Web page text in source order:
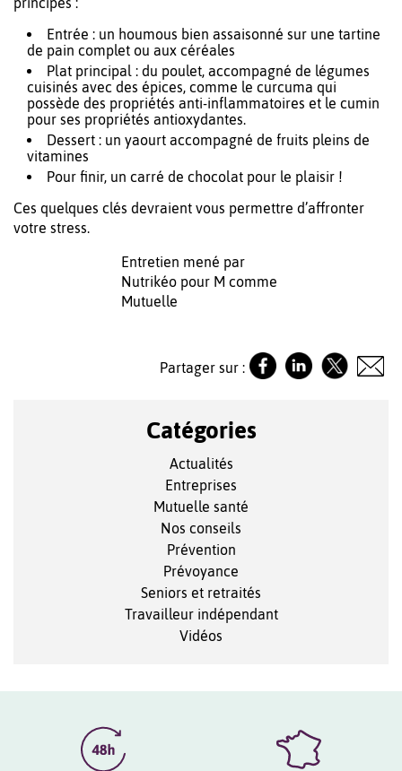
Entrée : un houmous bien assaisonné sur une tartine
de pain complet ou aux céréales
Plat principal : du poulet, accompagné de légumes
cuisinés avec des épices, comme le curcuma qui
possède des propriétés anti-inflammatoires et le cumin
pour ses propriétés antioxydantes.
Dessert : un yaourt accompagné de fruits pleins de
vitamines
Pour finir, un carré de chocolat pour le plaisir !
Ces quelques clés devraient vous permettre d’affronter
votre stress.
Entretien mené par
Nutrikéo pour M comme
Mutuelle
Partager sur :
Catégories
Actualités
Entreprises
Mutuelle santé
Nos conseils
Prévention
Prévoyance
Seniors et retraités
Travailleur indépendant
Vidéos